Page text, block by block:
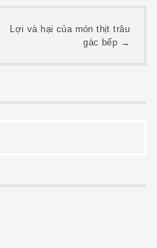
Lợi và hại của món thịt trâu
gác bếp →